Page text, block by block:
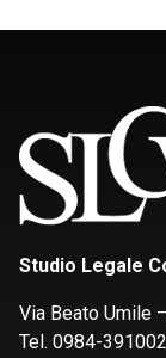
Studio Legale
Via Beato Umile
Tel. 0984-